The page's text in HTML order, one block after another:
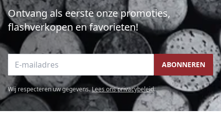
Ontvang als eerste onze promoties,
flashverkopen en favorieten!
E-mailadres ABONNEREN
Wij respecteren uw gegevens.Lees ons privacybeleid.